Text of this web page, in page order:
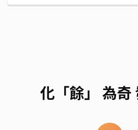
化「餘」 為奇